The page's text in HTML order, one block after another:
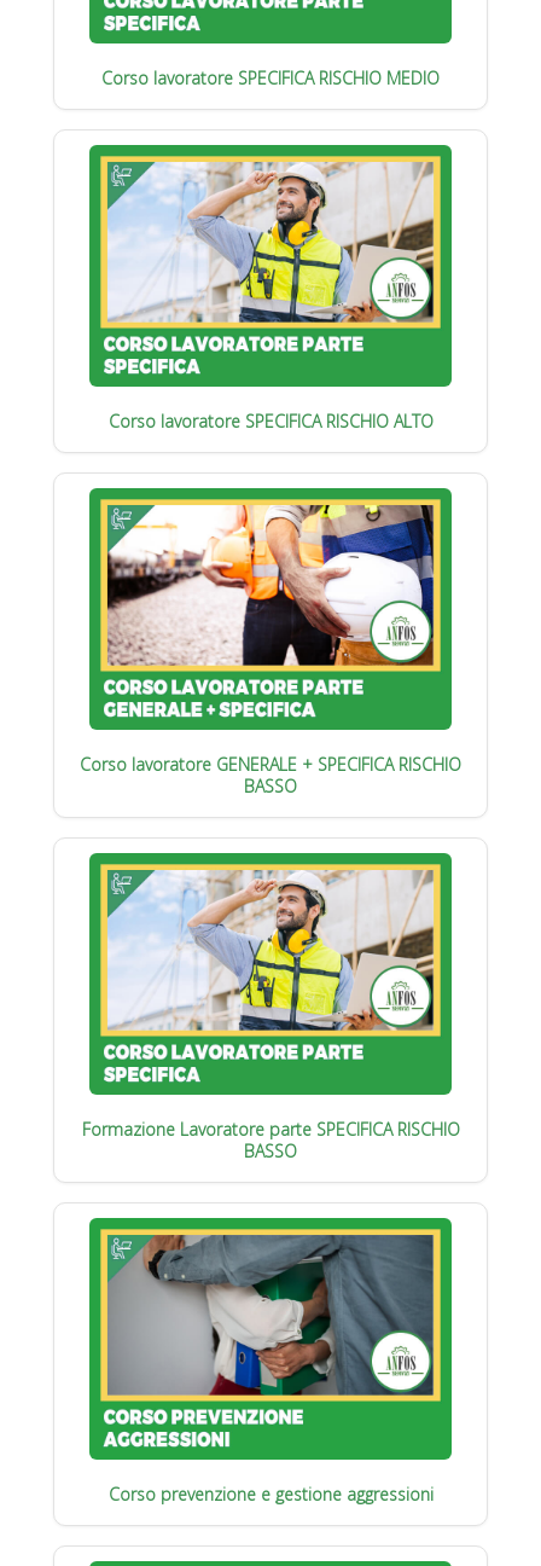
Corso lavoratore SPECIFICA RISCHIO MEDIO
Corso lavoratore SPECIFICA RISCHIO ALTO
Corso lavoratore GENERALE + SPECIFICA RISCHIO
BASSO
Formazione Lavoratore parte SPECIFICA RISCHIO
BASSO
Corso prevenzione e gestione aggressioni